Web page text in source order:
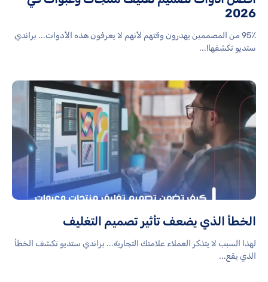
2026
95٪ من المصممين يهدرون وقتهم لأنهم لا يعرفون هذه الأدوات... براندي
ستديو تكشفها!...
الخطأ الذي يضعف تأثير تصميم التغليف
لهذا السبب لا يتذكر العملاء علامتك التجارية... براندي ستديو تكشف الخطأ
الذي يقع...